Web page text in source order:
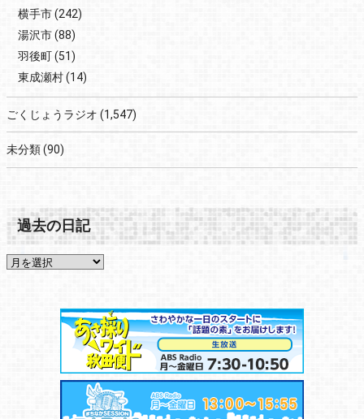
横手市(242)
湯沢市(88)
羽後町(51)
東成瀬村(14)
ごくじょうラジオ (1,547)
未分類(90)
過去の日記